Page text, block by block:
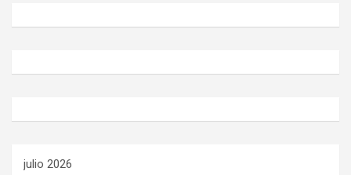
julio 2026